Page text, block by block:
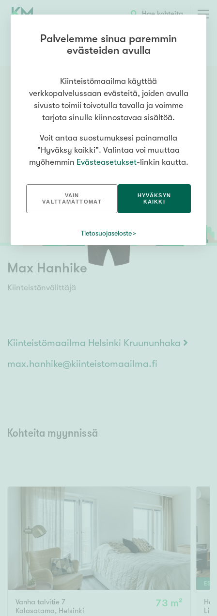
Hae kohteita
0503764433 OTA YHTEYTTÄ
Max Hanhike
Kiinteistönvälittäjä
Kiinteistömaailma Helsinki Kruununhaka
max.hanhike@kiinteistomaailma.fi
Kohteita myynnissä
Vanha talvitie 7
Kalasatama, Helsinki
73 m²
Palvelemme sinua paremmin
evästeiden avulla
Kiinteistömaailma käyttää
verkkopalvelussaan evästeitä, joiden avulla
sivusto toimii toivotulla tavalla ja voimme
tarjota sinulle kiinnostavaa sisältöä.
Voit antaa suostumuksesi painamalla
"Hyväksy kaikki". Valintaa voi muuttaa
myöhemmin Evästeasetukset-linkin kautta.
VAIN
VÄLTTÄMÄTTÖMÄT
HYVÄKSYN
KAIKKI
Tietosuojaseloste